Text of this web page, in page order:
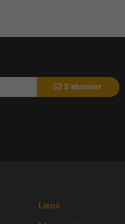
S'abonner
Liens